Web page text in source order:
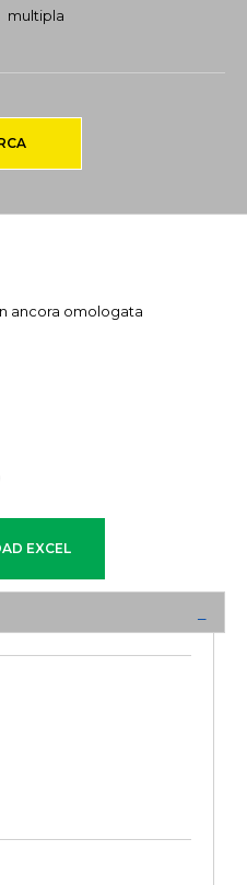
multipla
ancora omologata